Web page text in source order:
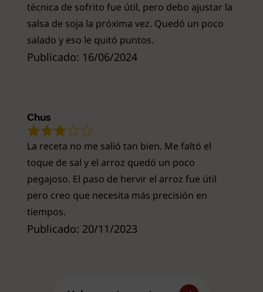
Publicado: 16/06/2024
técnica de sofrito fue útil, pero debo ajustar la
salsa de soja la próxima vez. Quedó un poco
salado y eso le quitó puntos.
Publicado: 20/11/2023
La receta no me salió tan bien. Me faltó el
toque de sal y el arroz quedó un poco
pegajoso. El paso de hervir el arroz fue útil
pero creo que necesita más precisión en
tiempos.
Chus